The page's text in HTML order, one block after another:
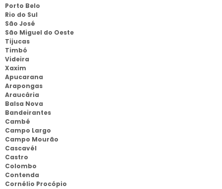
Porto Belo
Rio do Sul
São José
São Miguel do Oeste
Tijucas
Timbó
Videira
Xaxim
Apucarana
Arapongas
Araucária
Balsa Nova
Bandeirantes
Cambé
Campo Largo
Campo Mourão
Cascavél
Castro
Colombo
Contenda
Cornélio Procópio